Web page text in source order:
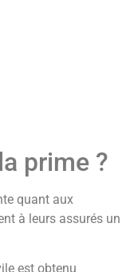
prime ?
quant aux
à leurs assurés un
est obtenu